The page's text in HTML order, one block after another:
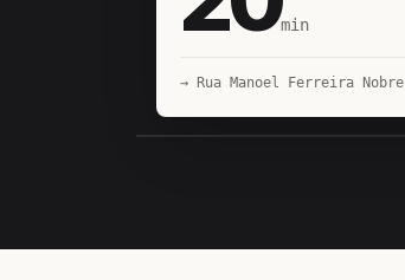
min
→ Rua Manoel Ferreira Nobre